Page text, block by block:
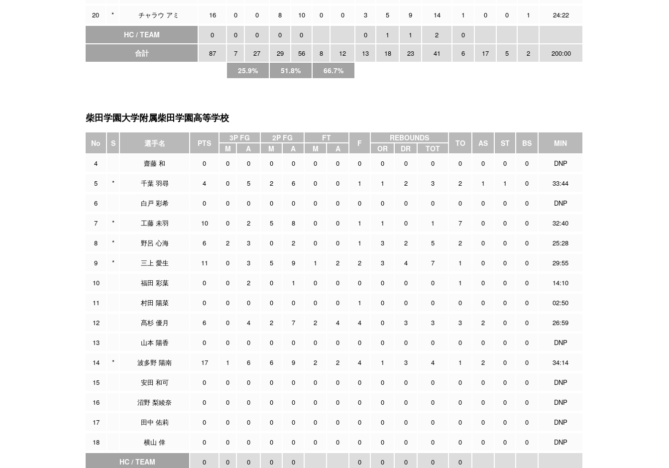
20 * チャラウ アミ 16 0 0 8 10 0 0 3 5 9 14 1 0 0 1 24:22
HC / TEAM 0 0 0 0 0 0 1 1 2 0
合計 87 7 27 29 56 8 12 13 18 23 41 6 17 5 2 200:00
25.9% 51.8% 66.7%
柴田学園大学附属柴田学園高等学校
No S 選手名 PTS
3P FG 2P FG FT
F
REBOUNDS
TO AS ST BS MIN
M A M A M A OR DR TOT
4 齋藤 和 0 0 0 0 0 0 0 0 0 0 0 0 0 0 0 DNP
5 * 千葉 羽尋 4 0 5 2 6 0 0 1 1 2 3 2 1 1 0 33:44
6 白戸 彩希 0 0 0 0 0 0 0 0 0 0 0 0 0 0 0 DNP
7 * 工藤 未羽 10 0 2 5 8 0 0 1 1 0 1 7 0 0 0 32:40
8 * 野呂 心海 6 2 3 0 2 0 0 1 3 2 5 2 0 0 0 25:28
9 * 三上 愛生 11 0 3 5 9 1 2 2 3 4 7 1 0 0 0 29:55
10 福田 彩葉 0 0 2 0 1 0 0 0 0 0 0 1 0 0 0 14:10
11 村田 陽菜 0 0 0 0 0 0 0 1 0 0 0 0 0 0 0 02:50
12 髙杉 優月 6 0 4 2 7 2 4 4 0 3 3 3 2 0 0 26:59
13 山本 陽香 0 0 0 0 0 0 0 0 0 0 0 0 0 0 0 DNP
14 * 波多野 陽南 17 1 6 6 9 2 2 4 1 3 4 1 2 0 0 34:14
15 安田 和可 0 0 0 0 0 0 0 0 0 0 0 0 0 0 0 DNP
16 沼野 梨綾奈 0 0 0 0 0 0 0 0 0 0 0 0 0 0 0 DNP
17 田中 佑莉 0 0 0 0 0 0 0 0 0 0 0 0 0 0 0 DNP
18 横山 倖 0 0 0 0 0 0 0 0 0 0 0 0 0 0 0 DNP
HC / TEAM 0 0 0 0 0 0 0 0 0 0